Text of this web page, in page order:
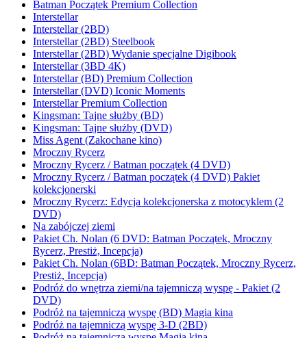
Batman Początek Premium Collection
Interstellar
Interstellar (2BD)
Interstellar (2BD) Steelbook
Interstellar (2BD) Wydanie specjalne Digibook
Interstellar (3BD 4K)
Interstellar (BD) Premium Collection
Interstellar (DVD) Iconic Moments
Interstellar Premium Collection
Kingsman: Tajne służby (BD)
Kingsman: Tajne służby (DVD)
Miss Agent (Zakochane kino)
Mroczny Rycerz
Mroczny Rycerz / Batman początek (4 DVD)
Mroczny Rycerz / Batman początek (4 DVD) Pakiet
kolekcjonerski
Mroczny Rycerz: Edycja kolekcjonerska z motocyklem (2
DVD)
Na zabójczej ziemi
Pakiet Ch. Nolan (6 DVD: Batman Początek, Mroczny
Rycerz, Prestiż, Incepcja)
Pakiet Ch. Nolan (6BD: Batman Początek, Mroczny Rycerz,
Prestiż, Incepcja)
Podróż do wnętrza ziemi/na tajemniczą wyspę - Pakiet (2
DVD)
Podróż na tajemniczą wyspę (BD) Magia kina
Podróż na tajemniczą wyspę 3-D (2BD)